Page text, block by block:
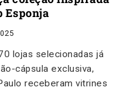
Esponja
lojas selecionadas já
cápsula exclusiva,
receberam vitrines